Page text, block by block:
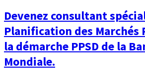
Devenez consultant
Planification des Marchés
la démarche PPSD de la
Mondiale.